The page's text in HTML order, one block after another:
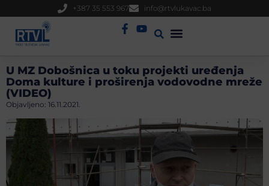
+387 35 553 967 info@rtvlukavac.ba
U MZ Dobošnica u toku projekti uređenja
Doma kulture i proširenja vodovodne mreže
(VIDEO)
Objavljeno: 16.11.2021.